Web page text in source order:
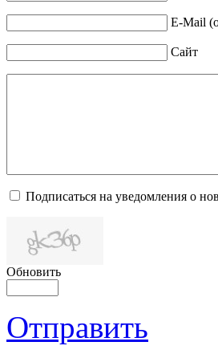
E-Mail
Сайт
Подписаться на уведомления о
Обновить
Отправить